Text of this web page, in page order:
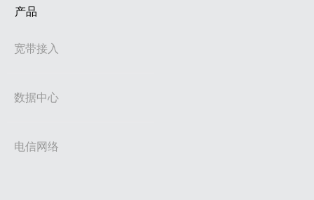
产品
宽带接入
数据中心
电信网络